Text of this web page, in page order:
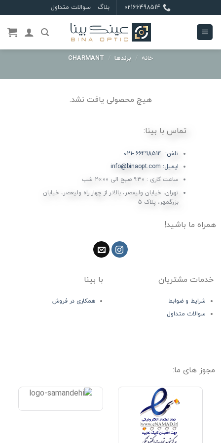
to
content
02166498514 بلاگ سوالات متداول
خانه / برندها /
هیچ محصولی یافت نشد.
تماس با بینا:
تلفن: 66498514 -021
ایمیل: info@binaopt.com
ساعت کاری : ۹:۳۰ صبح الی 20:00 شب
تهران، خیابان ولیعصر، بالاتر از چهار راه ولیعصر، خیابان
بزرگمهر، پلاک 5
همراه ما باشید!
خدمات مشتریان
شرایط و ضوابط
سوالات متداول
با بینا
همکاری در فروش
مجوز های ما: